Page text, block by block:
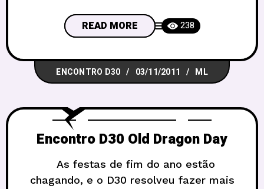
num clássico dungeon de armadilhas! O
Encontro D30 dessa vez será na Orgutal
Casa de Jogos, na CLN 205 Bloco A Loja
03. Os ingressos serão R$ 5, como de
READ MORE 238
ENCONTRO D30 03/11/2011 ML
Encontro D30 Old Dragon Day
As festas de fim do ano estão
chagando, e o D30 resolveu fazer mais